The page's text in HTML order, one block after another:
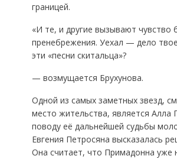
границей.
«И те, и другие вызывают чувство
пренебрежения. Уехал — дело
эти «песни скитальца»?
— возмущается Брухунова.
Одной из самых заметных звезд,
место жительства, является Алла
поводу её дальнейшей судьбы
Евгения Петросяна высказалась
Она считает, что Примадонна уже